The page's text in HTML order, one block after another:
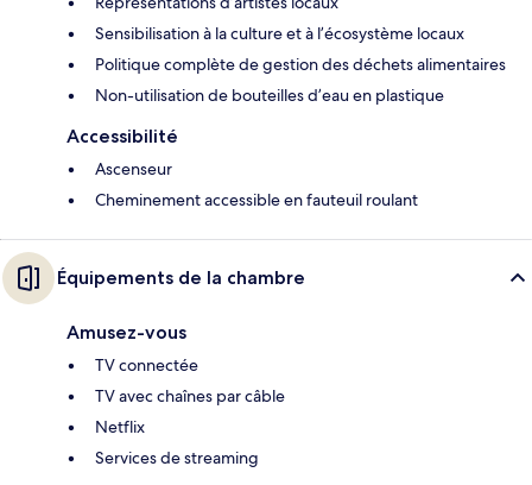
Sensibilisation à la culture et à l’écosystème locaux
Politique complète de gestion des déchets alimentaires
Non-utilisation de bouteilles d’eau en plastique
Accessibilité
Ascenseur
Cheminement accessible en fauteuil roulant
Équipements de la chambre
Amusez-vous
TV connectée
TV avec chaînes par câble
Netflix
Services de streaming